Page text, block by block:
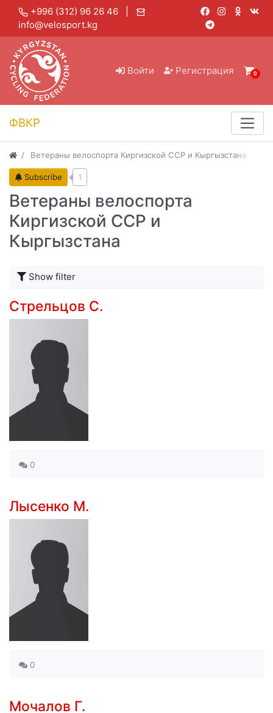
+996 (312) 96 26 46 |
info@velosport.kg
Войти Регистрация 0
ФВКР
Ветераны велоспорта Киргизской ССР и Кыргызстана
Ветераны велоспорта
Киргизской ССР и
Кыргызстана
Subscribe 1
Show filter
Стрельцов С.
0
Лысенко М.
0
Мочалов Г.